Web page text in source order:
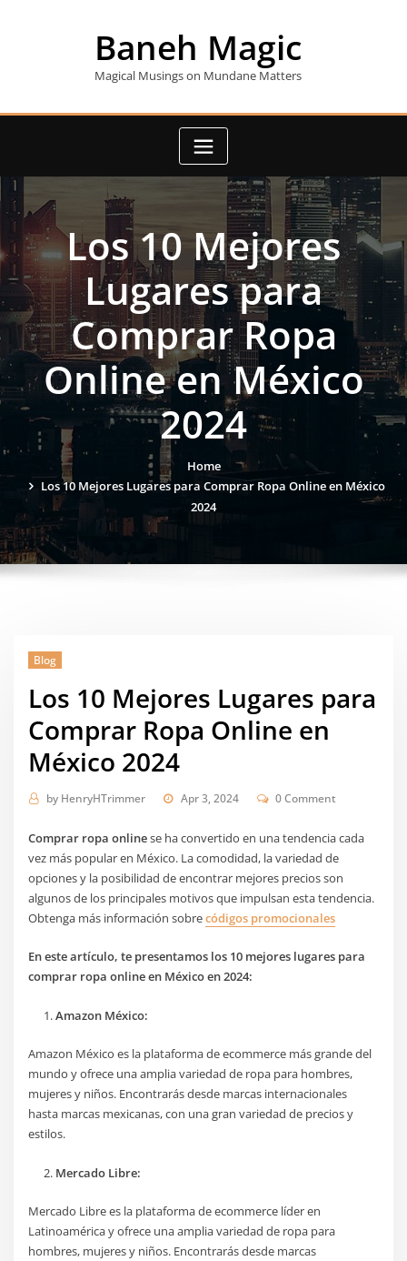
Baneh Magic
Magical Musings on Mundane Matters
Los 10 Mejores
Lugares para
Comprar Ropa
Online en México
2024
Home
Los 10 Mejores Lugares para Comprar Ropa Online en México
2024
Blog
Los 10 Mejores Lugares para
Comprar Ropa Online en
México 2024
by HenryHTrimmer Apr 3, 2024 0 Comment
Comprar ropa onlinese ha convertido en una tendencia cada
vez más popular en México. La comodidad, la variedad de
opciones y la posibilidad de encontrar mejores precios son
algunos de los principales motivos que impulsan esta tendencia.
Obtenga más información sobrecódigos promocionales
En este artículo, te presentamos los 10 mejores lugares para
comprar ropa online en México en 2024:
Amazon México:
Amazon México es la plataforma de ecommerce más grande del
mundo y ofrece una amplia variedad de ropa para hombres,
mujeres y niños. Encontrarás desde marcas internacionales
hasta marcas mexicanas, con una gran variedad de precios y
estilos.
Mercado Libre:
Mercado Libre es la plataforma de ecommerce líder en
Latinoamérica y ofrece una amplia variedad de ropa para
hombres, mujeres y niños. Encontrarás desde marcas